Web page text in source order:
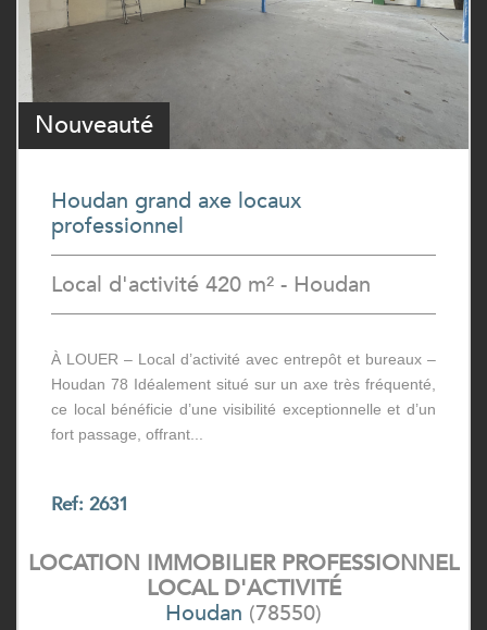
Nouveauté
Houdan grand axe locaux
professionnel
Local d'activité 420 m² - Houdan
À LOUER – Local d’activité avec entrepôt et bureaux –
Houdan 78 Idéalement situé sur un axe très fréquenté,
ce local bénéficie d’une visibilité exceptionnelle et d’un
fort passage, offrant...
Ref: 2631
LOCATION IMMOBILIER PROFESSIONNEL
LOCAL D'ACTIVITÉ
Houdan (78550)